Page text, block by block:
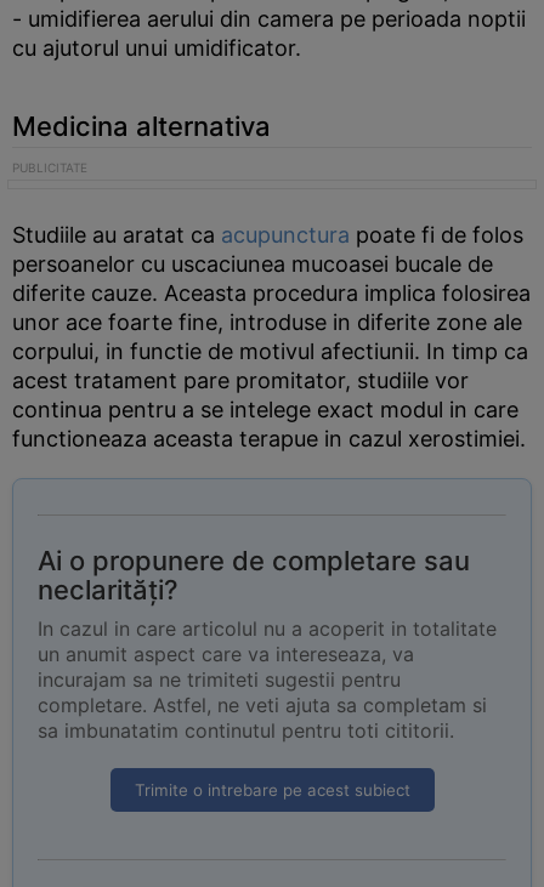
- umidifierea aerului din camera pe perioada noptii
cu ajutorul unui umidificator.
Medicina alternativa
Studiile au aratat ca acupunctura poate fi de folos
persoanelor cu uscaciunea mucoasei bucale de
diferite cauze. Aceasta procedura implica folosirea
unor ace foarte fine, introduse in diferite zone ale
corpului, in functie de motivul afectiunii. In timp ca
acest tratament pare promitator, studiile vor
continua pentru a se intelege exact modul in care
functioneaza aceasta terapue in cazul xerostimiei.
Ai o propunere de completare sau
neclarități?
In cazul in care articolul nu a acoperit in totalitate
un anumit aspect care va intereseaza, va
incurajam sa ne trimiteti sugestii pentru
completare. Astfel, ne veti ajuta sa completam si
sa imbunatatim continutul pentru toti cititorii.
Trimite o intrebare pe acest subiect